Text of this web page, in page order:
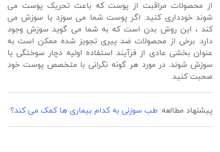
از محصولات مراقبت از پوست که باعث تحریک پوست می
شوند خودداری کنید. اگر پوست شما می سوزد یا سوزش می
کند ، این روش بدن است که به شما می گوید سوزش وجود
دارد. برخی از محصولات ضد پیری تجویز شده ممکن است به
عنوان بخشی عادی از فرآیند استفاده اولیه دچار سوختگی یا
سوزش شوند. در مورد هر گونه نگرانی با متخصص پوست خود
صحبت کنید.
پیشنهاد مطالعه: طب سوزنی به کدام بیماری ها کمک می کند؟